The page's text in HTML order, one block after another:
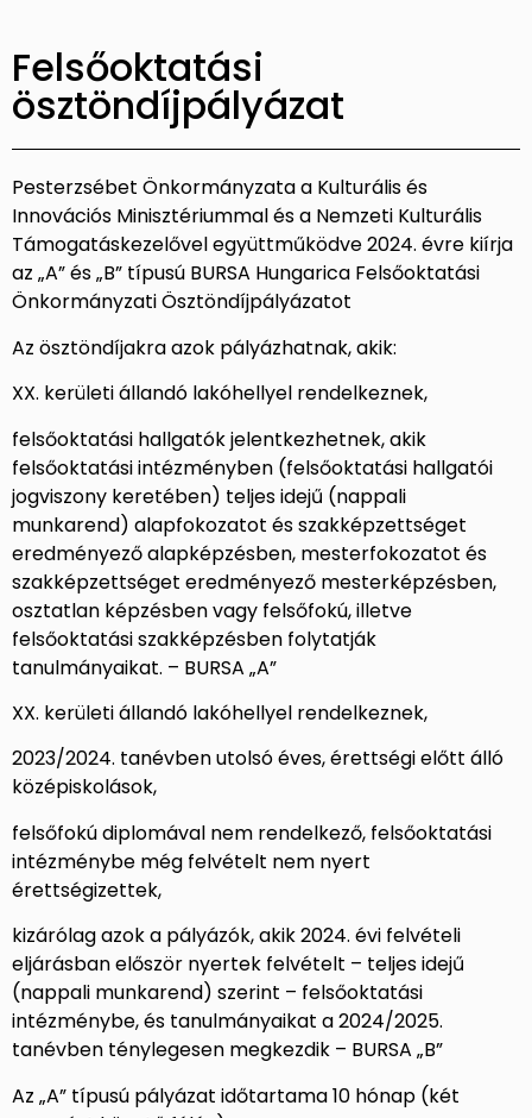
Felsőoktatási
ösztöndíjpályázat
Pesterzsébet Önkormányzata a Kulturális és
Innovációs Minisztériummal és a Nemzeti Kulturális
Támogatáskezelővel együttműködve 2024. évre kiírja
az „A” és „B” típusú BURSA Hungarica Felsőoktatási
Önkormányzati Ösztöndíjpályázatot
Az ösztöndíjakra azok pályázhatnak, akik:
XX. kerületi állandó lakóhellyel rendelkeznek,
felsőoktatási hallgatók jelentkezhetnek, akik
felsőoktatási intézményben (felsőoktatási hallgatói
jogviszony keretében) teljes idejű (nappali
munkarend) alapfokozatot és szakképzettséget
eredményező alapképzésben, mesterfokozatot és
szakképzettséget eredményező mesterképzésben,
osztatlan képzésben vagy felsőfokú, illetve
felsőoktatási szakképzésben folytatják
tanulmányaikat. – BURSA „A”
XX. kerületi állandó lakóhellyel rendelkeznek,
2023/2024. tanévben utolsó éves, érettségi előtt álló
középiskolások,
felsőfokú diplomával nem rendelkező, felsőoktatási
intézménybe még felvételt nem nyert
érettségizettek,
kizárólag azok a pályázók, akik 2024. évi felvételi
eljárásban először nyertek felvételt – teljes idejű
(nappali munkarend) szerint – felsőoktatási
intézménybe, és tanulmányaikat a 2024/2025.
tanévben ténylegesen megkezdik – BURSA „B”
Az „A” típusú pályázat időtartama 10 hónap (két